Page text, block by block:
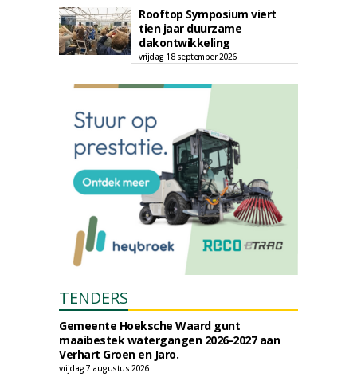
Rooftop Symposium viert
tien jaar duurzame
dakontwikkeling
vrijdag 18 september 2026
TENDERS
Gemeente Hoeksche Waard gunt
maaibestek watergangen 2026-2027 aan
Verhart Groen en Jaro.
vrijdag 7 augustus 2026